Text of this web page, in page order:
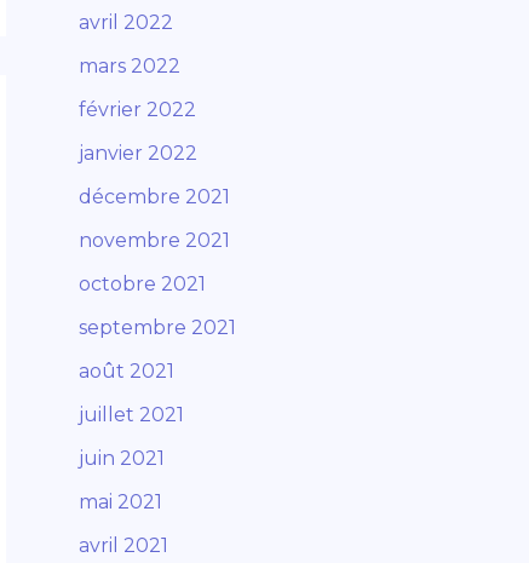
avril 2022
mars 2022
février 2022
janvier 2022
décembre 2021
novembre 2021
octobre 2021
septembre 2021
août 2021
juillet 2021
juin 2021
mai 2021
avril 2021